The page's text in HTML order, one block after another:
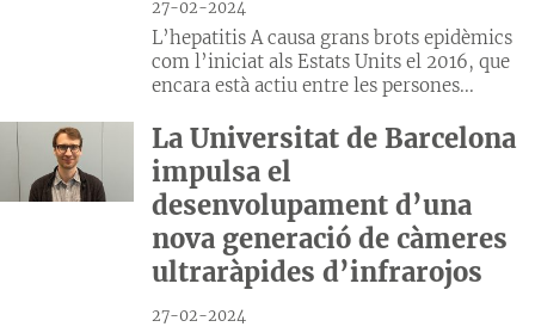
27-02-2024
L’hepatitis A causa grans brots epidèmics
com l’iniciat als Estats Units el 2016, que
encara està actiu entre les persones...
La Universitat de Barcelona
impulsa el
desenvolupament d’una
nova generació de càmeres
ultraràpides d’infrarojos
27-02-2024